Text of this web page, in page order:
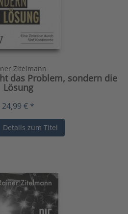
Zitelmann
das Problem, sondern die
Lösung
24,99 € *
Details zum Titel